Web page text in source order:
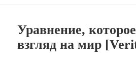
Уравнение,
взгляд на мир